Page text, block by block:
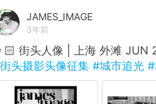
JAMES_IMAGE
3年前
街头人像 | 上海 外滩 JUN
头摄影头像征集 #城市追光